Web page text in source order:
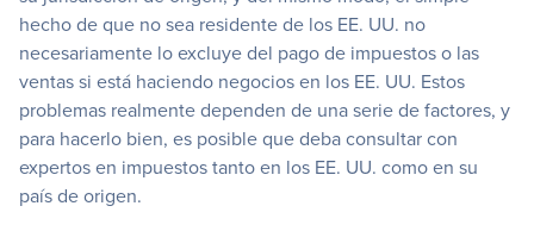
hecho de que no sea residente de los EE. UU. no
necesariamente lo excluye del pago de impuestos o las
ventas si está haciendo negocios en los EE. UU. Estos
problemas realmente dependen de una serie de factores, y
para hacerlo bien, es posible que deba consultar con
expertos en impuestos tanto en los EE. UU. como en su
país de origen.